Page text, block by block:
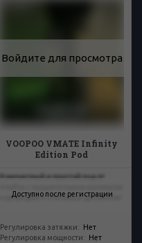
Войдите для просмотра
VOOPOO VMATE Infinity
Edition Pod
Доступно после регистрации
Компактный и простой под от
картриджа и стильным дизайном!
Регулировка затяжки: Нет
Регулировка мощности: Нет